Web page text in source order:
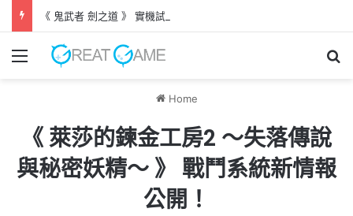
《 鬼武者 劍之道 》 實機試玩報告 源義經將是事件的起源！？
Menu
Home
《 萊莎的鍊金工房2 ～失落傳說
與秘密妖精～ 》 戰鬥系統新情報
公開！